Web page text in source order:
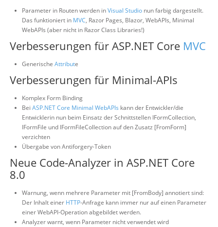
Parameter in Routen werden inVisual Studio nun farbig dargestellt.
Das funktioniert in MVC, Razor Pages, Blazor, WebAPIs, Minimal
WebAPIs (aber nicht in Razor Class Libraries!)
Verbesserungen für ASP.NET Core MVC
Generische Attribute
Verbesserungen für Minimal-APIs
Komplex Form Binding
Bei ASP.NET Core Minimal WebAPIs kann der Entwickler/die
Entwicklerin nun beim Einsatz der Schnittstellen IFormCollection,
IFormFile und IFormFileCollection auf den Zusatz [FromForm]
verzichten
Übergabe von Antiforgery-Token
Neue Code-Analyzer in ASP.NET Core
8.0
Warnung, wenn mehrere Parameter mit [FromBody] annotiert sind:
Der Inhalt einer HTTP-Anfrage kann immer nur auf einen Parameter
einer WebAPI-Operation abgebildet werden.
Analyzer warnt, wenn Parameter nicht verwendet wird